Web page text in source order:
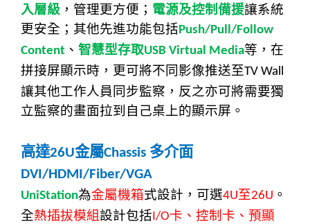
入層級 ，管理更方便； 電源及控制備援讓系統
更安全；其他先進功能包括Push/Pull/Follow
Content 、 智慧型存取USB Virtual Media等，在
拼接屏顯示時，更可將不同影像推送至TV Wall
讓其他工作人員同步監察，反之亦可將需要獨
立監察的畫面拉到自己桌上的顯示屏。
高達26U金屬Chassis 多介面
DVI/HDMI/Fiber/VGA
UniStation為金屬機箱式設計，可選4U至26U 。
全熱插拔模組設計包括I/O卡、控制卡、預顯